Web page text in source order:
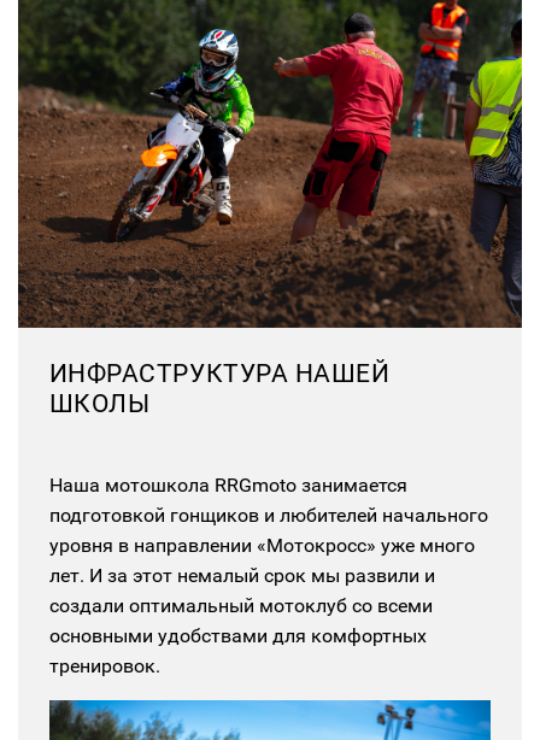
ИНФРАСТРУКТУРА НАШЕЙ
ШКОЛЫ
Наша мотошкола RRGmoto занимается
подготовкой гонщиков и любителей начального
уровня в направлении «Мотокросс» уже много
лет. И за этот немалый срок мы развили и
создали оптимальный мотоклуб со всеми
основными удобствами для комфортных
тренировок.